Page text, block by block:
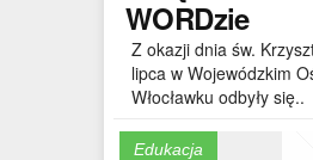
WORDzie
Z okazji dnia św.
lipca w Wojewódzkim
Włocławku odbyły się..
Edukacja